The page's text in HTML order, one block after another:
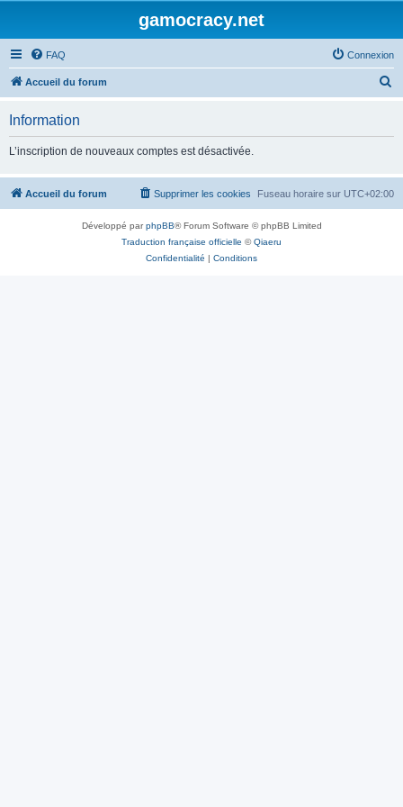
gamocracy.net
FAQ Connexion
Accueil du forum
r
c
Information
L’inscription de nouveaux comptes est désactivée.
Accueil du forum Fuseau horaire sur UTC+02:00
Supprimer les cookies
Développé parphpBB® Forum Software © phpBB Limited
Traduction française officielle ©Qiaeru
Confidentialité | Conditions